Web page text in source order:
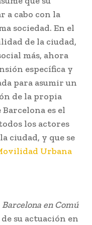
a cabo con la
sociedad. En el
de la ciudad,
más, ahora
específica y
para asumir un
de la propia
es el
los actores
ciudad, y que se
Urbana
Barcelona en Comú
su actuación en